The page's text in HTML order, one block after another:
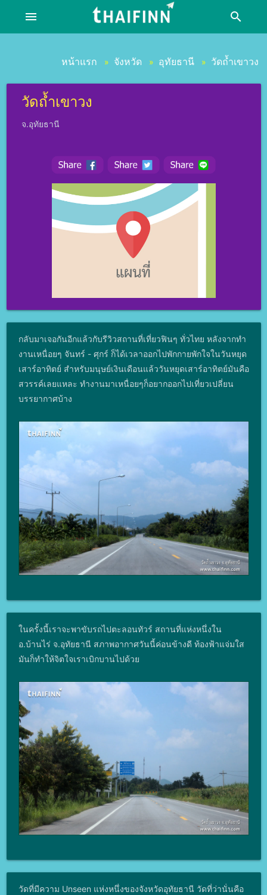
menu search
หน้าแรก » จังหวัด » อุทัยธานี » วัดถ้ำเขาวง
วัดถ้ำเขาวง
จ.อุทัยธานี
กลับมาเจอกันอีกแล้วกับรีวิวสถานที่เที่ยวฟินๆ ทั่วไทย หลังจากทำ
งานเหนื่อยๆ จันทร์ - ศุกร์ ก็ได้เวลาออกไปพักกายพักใจในวันหยุด
เสาร์อาทิตย์ สำหรับมนุษย์เงินเดือนแล้ววันหยุดเสาร์อาทิตย์มันคือ
สวรรค์เลยแหละ ทำงานมาเหนื่อยๆก็อยากออกไปเที่ยวเปลี่ยน
บรรยากาศบ้าง
ในครั้งนี้เราจะพาขับรถไปตะลอนทัวร์ สถานที่แห่งหนึ่งใน
อ.บ้านไร่ จ.อุทัยธานี สภาพอากาศวันนี้ค่อนข้างดี ท้องฟ้าแจ่มใส
มันก็ทำให้จิตใจเราเบิกบานไปด้วย
วัดที่มีความ Unseen แห่งหนึ่งของจังหวัดอุทัยธานี วัดที่ว่านั่นคือ